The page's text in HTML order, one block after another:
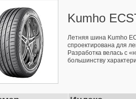
Kumho
Летняя шина Kumho
спроектирована для
Разработка велась с
большинству